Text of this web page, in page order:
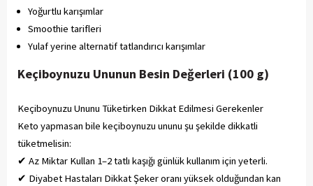
Yoğurtlu karışımlar
Smoothie tarifleri
Yulaf yerine alternatif tatlandırıcı karışımlar
Keçiboynuzu Ununun Besin Değerleri (100 g)
Keçiboynuzu Ununu Tüketirken Dikkat Edilmesi Gerekenler
Keto yapmasan bile keçiboynuzu ununu şu şekilde dikkatli
tüketmelisin:
✔ Az Miktar Kullan 1–2 tatlı kaşığı günlük kullanım için yeterli.
✔ Diyabet Hastaları Dikkat Şeker oranı yüksek olduğundan kan